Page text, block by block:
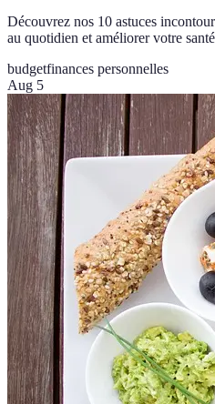
Découvrez nos 10 astuces
au quotidien et améliorer votre
budgetfinances personnelles
Aug 5